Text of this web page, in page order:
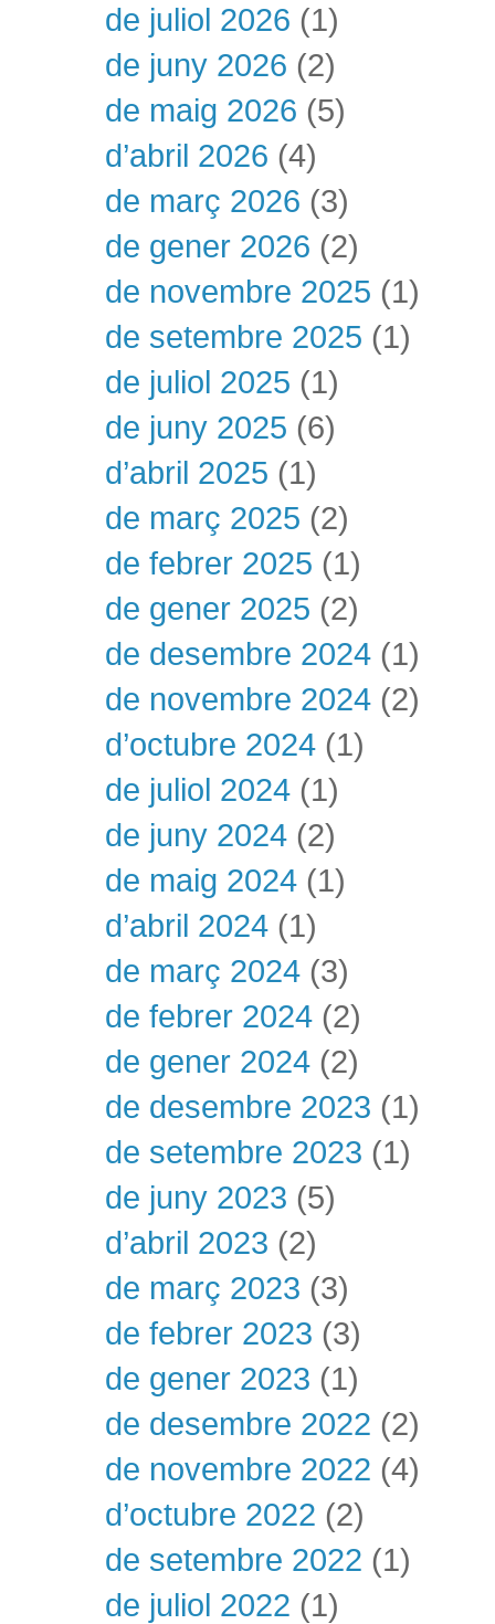
de juliol 2026 (1)
de juny 2026 (2)
de maig 2026 (5)
d’abril 2026 (4)
de març 2026 (3)
de gener 2026 (2)
de novembre 2025 (1)
de setembre 2025 (1)
de juliol 2025 (1)
de juny 2025 (6)
d’abril 2025 (1)
de març 2025 (2)
de febrer 2025 (1)
de gener 2025 (2)
de desembre 2024 (1)
de novembre 2024 (2)
d’octubre 2024 (1)
de juliol 2024 (1)
de juny 2024 (2)
de maig 2024 (1)
d’abril 2024 (1)
de març 2024 (3)
de febrer 2024 (2)
de gener 2024 (2)
de desembre 2023 (1)
de setembre 2023 (1)
de juny 2023 (5)
d’abril 2023 (2)
de març 2023 (3)
de febrer 2023 (3)
de gener 2023 (1)
de desembre 2022 (2)
de novembre 2022 (4)
d’octubre 2022 (2)
de setembre 2022 (1)
de juliol 2022 (1)